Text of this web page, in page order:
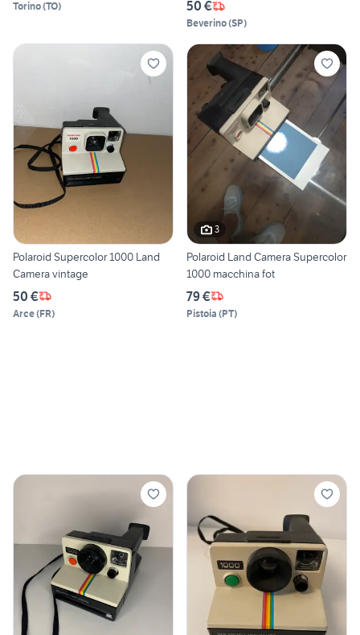
Torino(TO) 50 €
Beverino(SP)
Polaroid Supercolor 1000 Land
Camera vintage
50 €
Arce(FR)
3
Polaroid Land Camera Supercolor
1000 macchina fot
79 €
Pistoia (PT)